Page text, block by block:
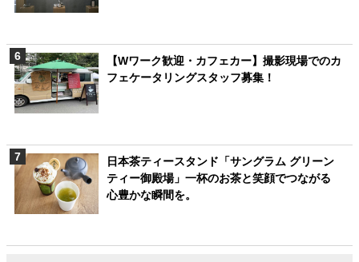
【Wワーク歓迎・カフェカー】撮影現場でのカ
フェケータリングスタッフ募集！
日本茶ティースタンド「サングラム グリーン
ティー御殿場」一杯のお茶と笑顔でつながる
心豊かな瞬間を。